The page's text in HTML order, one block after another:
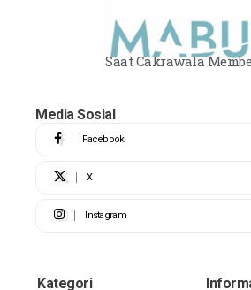
Saat Cakrawala
Media Sosial
Facebook
X
Instagram
Kategori